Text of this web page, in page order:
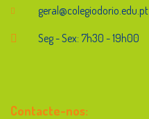
geral@colegiodorio.edu.pt
Seg - Sex: 7h30 - 19h00
Contacte-nos: